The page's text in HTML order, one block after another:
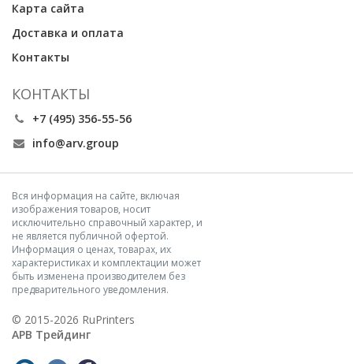
Карта сайта
Доставка и оплата
Контакты
КОНТАКТЫ
+7 (495) 356-55-56
info@arv.group
Вся информация на сайте, включая
изображения товаров, носит
исключительно справочный характер, и
не является публичной офертой.
Информация о ценах, товарах, их
характеристиках и комплектации может
быть изменена производителем без
предварительного уведомления.
© 2015-2026 RuPrinters
АРВ Трейдинг